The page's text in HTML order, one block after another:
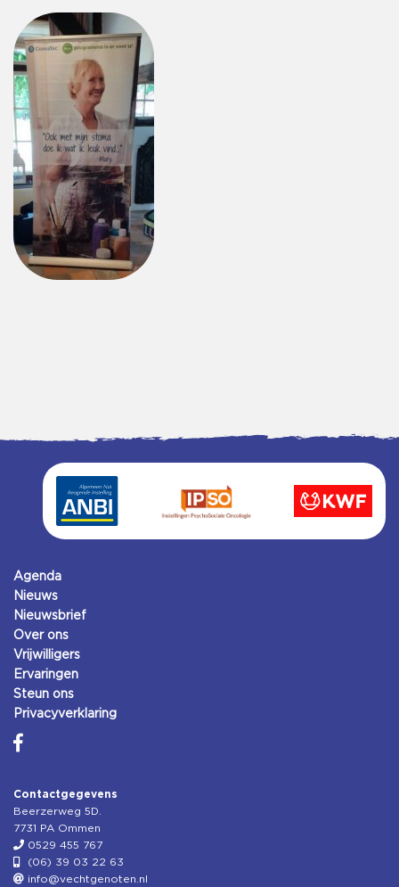
Agenda
Nieuws
Nieuwsbrief
Over ons
Vrijwilligers
Ervaringen
Steun ons
Privacyverklaring
Contactgegevens
Beerzerweg 5D.
7731 PA Ommen
0529 455 767
(06) 39 03 22 63
info@vechtgenoten.nl